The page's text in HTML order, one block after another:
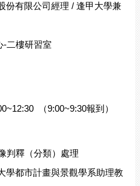
份有限公司經理 / 逢甲大學兼
-二樓研習室
（9:00~9:30報到）
判釋（分類）處理
學都市計畫與景觀學系助理教